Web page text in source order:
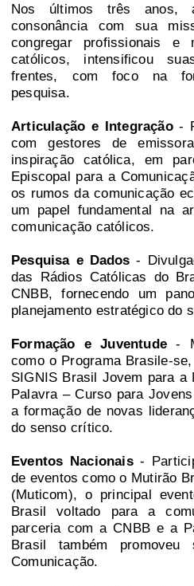
Nos últimos três anos,
consonância com sua
congregar profissionais e
católicos, intensificou
frentes, com foco na
pesquisa.
Articulação e Integração-
com gestores de
inspiração católica, em
Episcopal para a
os rumos da comunicação
um papel fundamental na
comunicação católicos.
Pesquisa e Dados -
das Rádios Católicas do
CNBB, fornecendo um
planejamento estratégico do
Formação e Juventude -
como o Programa Brasile-
SIGNIS Brasil Jovem para a
Palavra – Curso para
a formação de novas
do senso crítico.
Eventos Nacionais-
de eventos como o Mutirão
(Muticom), o principal
Brasil voltado para a
parceria com a CNBB e a
Brasil também
Comunicação.